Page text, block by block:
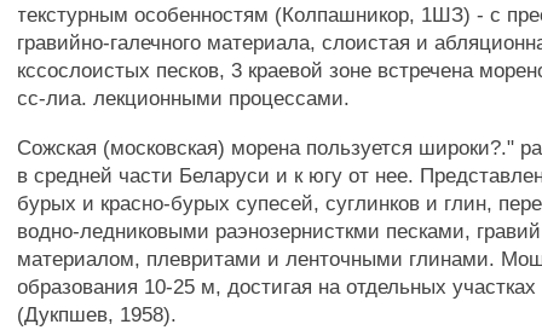
текстурным особенностям (Колпашникор, 1ШЗ) - с
гравийно-галечного материала, слоистая и
кссослоистых песков, 3 краевой зоне встречена
сс-лиа. лекционными процессами.
Сожская (московская) морена пользуется широки?."
в средней части Беларуси и к югу от нее.
бурых и красно-бурых супесей, суглинков и глин,
водно-ледниковыми раэнозернисткми песками,
материалом, плевритами и ленточными глинами.
образования 10-25 м, достигая на отдельных
(Дукпшев, 1958).